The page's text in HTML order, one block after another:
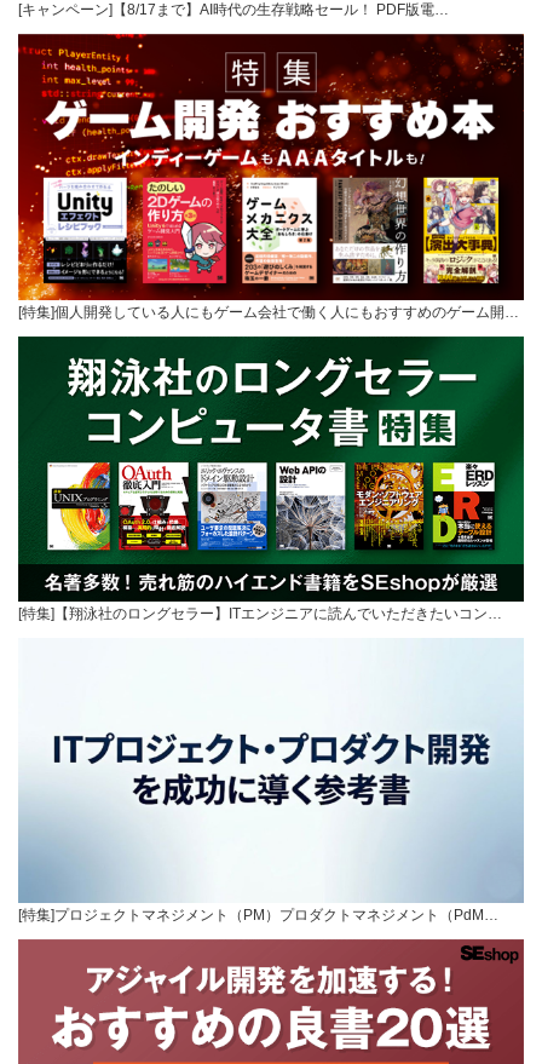
[キャンペーン]【8/17まで】AI時代の生存戦略セール！ PDF版電…
[特集]個人開発している人にもゲーム会社で働く人にもおすすめのゲーム開…
[特集]【翔泳社のロングセラー】ITエンジニアに読んでいただきたいコン…
[特集]プロジェクトマネジメント（PM）プロダクトマネジメント（PdM…